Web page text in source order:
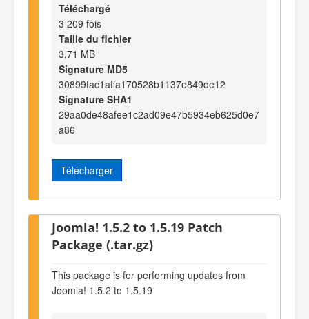
Téléchargé
3 209 fois
Taille du fichier
3,71 MB
Signature MD5
30899fac1affa170528b1137e849de12
Signature SHA1
29aa0de48afee1c2ad09e47b5934eb625d0e7
a86
Télécharger
Joomla! 1.5.2 to 1.5.19 Patch
Package (.tar.gz)
This package is for performing updates from
Joomla! 1.5.2 to 1.5.19